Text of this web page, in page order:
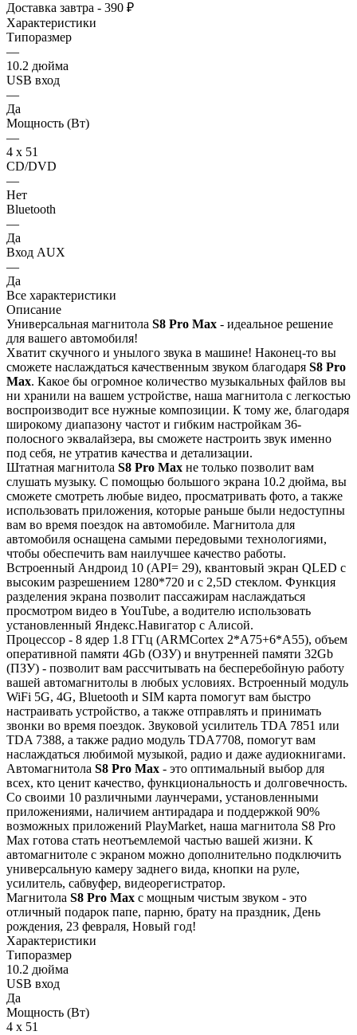
Доставка завтра - 390 ₽
Характеристики
Типоразмер
—
10.2 дюйма
USB вход
—
Да
Мощность (Вт)
—
4 х 51
CD/DVD
—
Нет
Bluetooth
—
Да
Вход AUX
—
Да
Все характеристики
Описание
Универсальная магнитола S8 Pro Max - идеальное решение
для вашего автомобиля!
Хватит скучного и унылого звука в машине! Наконец-то вы
сможете наслаждаться качественным звуком благодаря S8 Pro
Max. Какое бы огромное количество музыкальных файлов вы
ни хранили на вашем устройстве, наша магнитола с легкостью
воспроизводит все нужные композиции. К тому же, благодаря
широкому диапазону частот и гибким настройкам 36-
полосного эквалайзера, вы сможете настроить звук именно
под себя, не утратив качества и детализации.
Штатная магнитола S8 Pro Max не только позволит вам
слушать музыку. С помощью большого экрана 10.2 дюйма, вы
сможете смотреть любые видео, просматривать фото, а также
использовать приложения, которые раньше были недоступны
вам во время поездок на автомобиле. Магнитола для
автомобиля оснащена самыми передовыми технологиями,
чтобы обеспечить вам наилучшее качество работы.
Встроенный Андроид 10 (API= 29), квантовый экран QLED с
высоким разрешением 1280*720 и с 2,5D стеклом. Функция
разделения экрана позволит пассажирам наслаждаться
просмотром видео в YouTube, а водителю использовать
установленный Яндекс.Навигатор с Алисой.
Процессор - 8 ядер 1.8 ГГц (ARMCortex 2*A75+6*A55), объем
оперативной памяти 4Gb (ОЗУ) и внутренней памяти 32Gb
(ПЗУ) - позволит вам рассчитывать на бесперебойную работу
вашей автомагнитолы в любых условиях. Встроенный модуль
WiFi 5G, 4G, Bluetooth и SIM карта помогут вам быстро
настраивать устройство, а также отправлять и принимать
звонки во время поездок. Звуковой усилитель TDA 7851 или
TDA 7388, а также радио модуль TDA7708, помогут вам
наслаждаться любимой музыкой, радио и даже аудиокнигами.
Автомагнитола S8 Pro Max - это оптимальный выбор для
всех, кто ценит качество, функциональность и долговечность.
Со своими 10 различными лаунчерами, установленными
приложениями, наличием антирадара и поддержкой 90%
возможных приложений PlayMarket, наша магнитола S8 Pro
Max готова стать неотъемлемой частью вашей жизни. К
автомагнитоле с экраном можно дополнительно подключить
универсальную камеру заднего вида, кнопки на руле,
усилитель, сабвуфер, видеорегистратор.
Магнитола S8 Pro Max с мощным чистым звуком - это
отличный подарок папе, парню, брату на праздник, День
рождения, 23 февраля, Новый год!
Характеристики
Типоразмер
10.2 дюйма
USB вход
Да
Мощность (Вт)
4 х 51